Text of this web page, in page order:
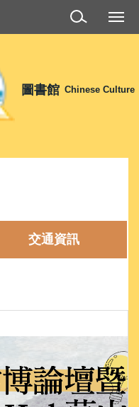
圖書館 Chinese Culture
交通資訊